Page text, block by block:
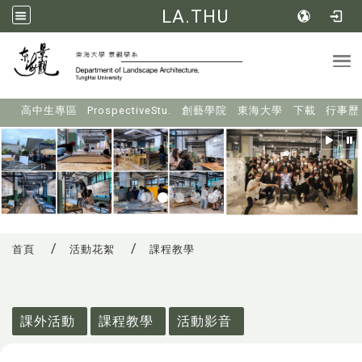
LA.THU
高中生專區 ProspectiveStu. 創藝學院 東海大學 下載 行事歷
首頁 活動花絮 課程教學
課外活動
課程教學 活動影音